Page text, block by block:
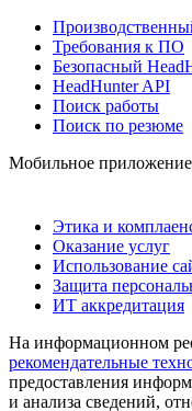
Требования к ПО
Безопасный
HeadHunter API
Поиск работы
Поиск по резюме
Мобильное приложение
Этика и
Оказание услуг
Использование
Защита
ИТ аккредитация
На информационном
рекомендательные
предоставления
и анализа сведений,